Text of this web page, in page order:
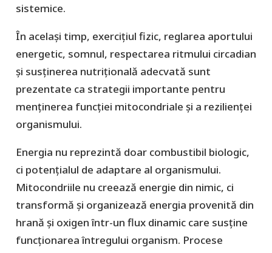
sistemice.
În același timp, exercițiul fizic, reglarea aportului
energetic, somnul, respectarea ritmului circadian
și susținerea nutrițională adecvată sunt
prezentate ca strategii importante pentru
menținerea funcției mitocondriale și a rezilienței
organismului.
Energia nu reprezintă doar combustibil biologic,
ci potențialul de adaptare al organismului.
Mitocondriile nu creează energie din nimic, ci
transformă și organizează energia provenită din
hrană și oxigen într-un flux dinamic care susține
funcționarea întregului organism. Procese